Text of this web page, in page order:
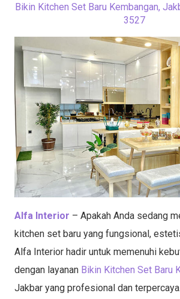
Bikin Kitchen Set Baru Kembangan,
3527
Alfa Interior – Apakah Anda sedang
kitchen set baru yang fungsional,
Alfa Interior hadir untuk memenuhi
dengan layanan Bikin Kitchen Set Baru
Jakbar yang profesional dan